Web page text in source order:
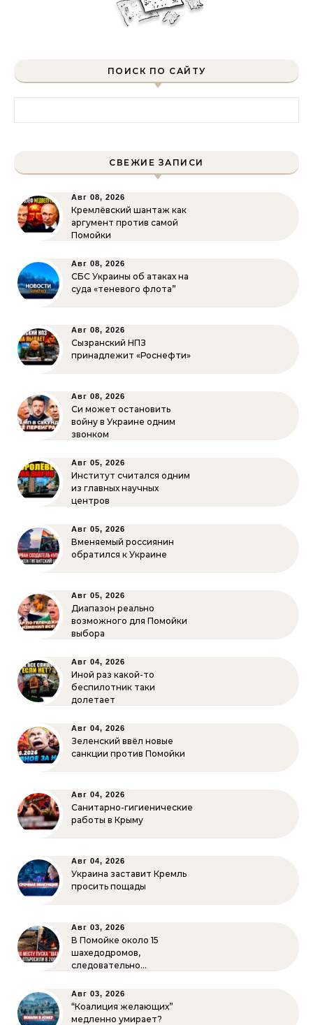
ПОИСК ПО САЙТУ
СВЕЖИЕ ЗАПИСИ
Авг 08, 2026
Кремлёвский шантаж как
аргумент против самой
Помойки
Авг 08, 2026
СБС Украины об атаках на
суда «теневого флота”
Авг 08, 2026
Сызранский НПЗ
принадлежит «Роснефти»
Авг 08, 2026
Си может остановить
войну в Украине одним
звонком
Авг 05, 2026
Институт считался одним
из главных научных
центров
Авг 05, 2026
Вменяемый россиянин
обратился к Украине
Авг 05, 2026
Диапазон реально
возможного для Помойки
выбора
Авг 04, 2026
Иной раз какой-то
беспилотник таки
долетает
Авг 04, 2026
Зеленский ввёл новые
санкции против Помойки
Авг 04, 2026
Санитарно-гигиенические
работы в Крыму
Авг 04, 2026
Украина заставит Кремль
просить пощады
Авг 03, 2026
В Помойке около 15
шахедодромов,
следовательно…
Авг 03, 2026
“Коалиция желающих”
медленно умирает?